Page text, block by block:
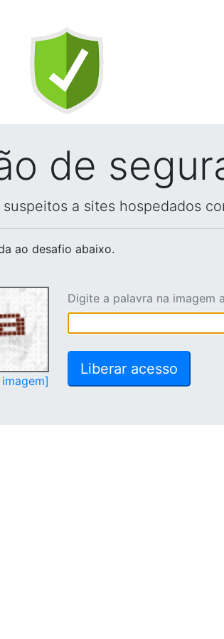
de
a sites hospedados
ao desafio abaixo.
Digite a palavra na imagem